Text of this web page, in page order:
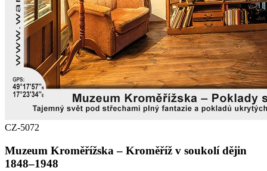
CZ-5072
Muzeum Kroměřížska – Kroměříž v soukolí dějin
1848–1948